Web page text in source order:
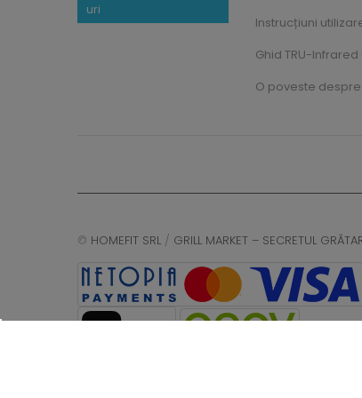
uri
Instrucțiuni
Ghid TRU-
O poveste
© HOMEFIT SRL / GRILL MARKET – SECRETUL